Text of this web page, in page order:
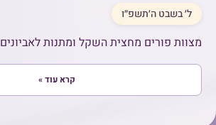
ל׳ בשבט ה׳תשפ״ו
מצוות פורים מחצית השקל ומתנות לאביונים
קרא עוד »